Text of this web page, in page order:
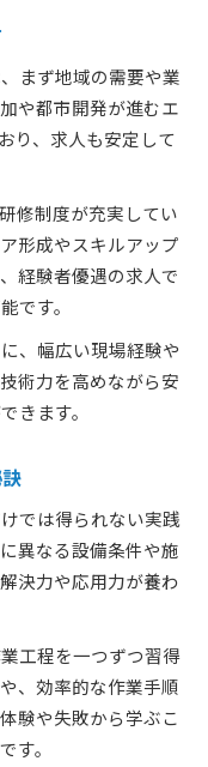
を叶える道
を目指す秘訣
人の選び方
プ事例集
事例を紹介
アップ成功例
した実例分析
備求人の活用法
成長パターン
まず地域の需要や業
や都市開発が進むエ
り、求人も安定して
修制度が充実してい
形成やスキルアップ
経験者優遇の求人で
です。
、幅広い現場経験や
術力を高めながら安
きます。
では得られない実践
異なる設備条件や施
決力や応用力が養わ
工程を一つずつ習得
、効率的な作業手順
験や失敗から学ぶこ
す。